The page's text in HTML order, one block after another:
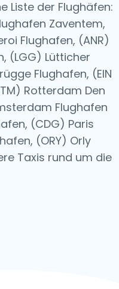
Liste der Flughäfen:
Zaventem,
Flughafen, (ANR)
(LGG) Lütticher
Flughafen, (EIN
Rotterdam Den
Flughafen
(CDG) Paris
(ORY) Orly
Taxis rund um die